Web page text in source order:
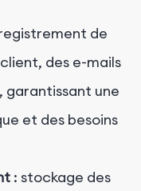
de
des e-mails
garantissant une
et des besoins
: stockage des